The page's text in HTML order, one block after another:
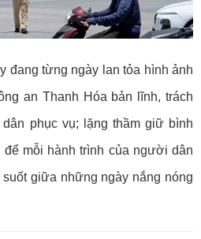
đang từng ngày lan tỏa hình ảnh
an Thanh Hóa bản lĩnh, trách
phục vụ; lặng thầm giữ bình
mỗi hành trình của người dân
giữa những ngày nắng nóng